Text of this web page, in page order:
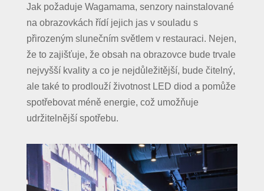
Jak požaduje Wagamama, senzory nainstalované
na obrazovkách řídí jejich jas v souladu s
přirozeným slunečním světlem v restauraci. Nejen,
že to zajišťuje, že obsah na obrazovce bude trvale
nejvyšší kvality a co je nejdůležitější, bude čitelný,
ale také to prodlouží životnost LED diod a pomůže
spotřebovat méně energie, což umožňuje
udržitelnější spotřebu.